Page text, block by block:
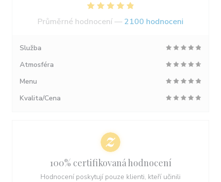
Průměrné hodnocení —2100 hodnoceni
Služba
Atmosféra
Menu
Kvalita/Cena
100% certifikovaná hodnocení
Hodnocení poskytují pouze klienti, kteří učinili